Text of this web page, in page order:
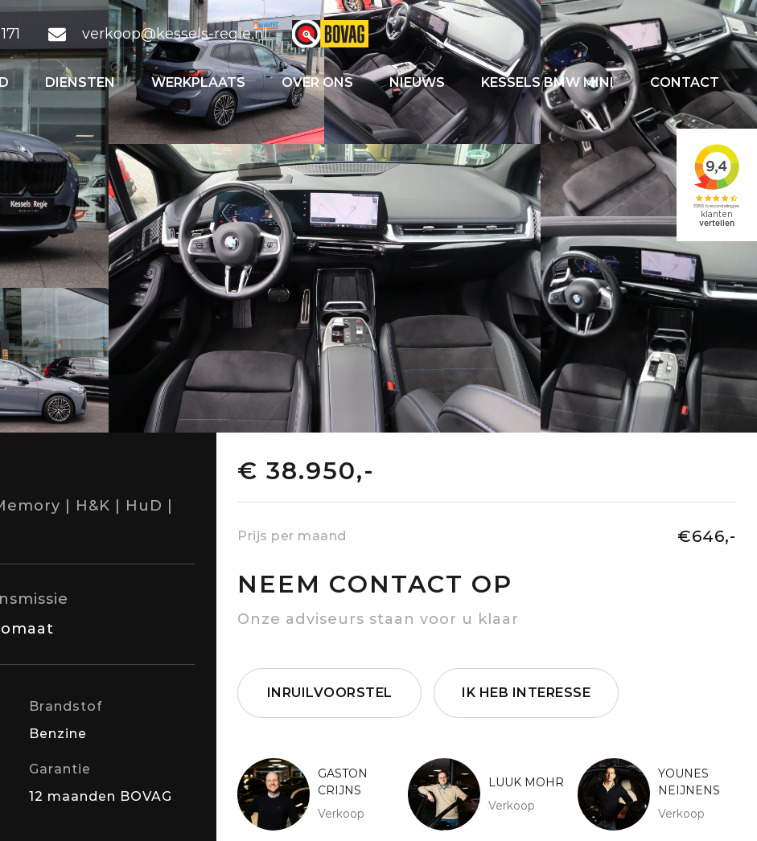
verkoop@kessels-regie.nl
DIENSTEN WERKPLAATS OVER ONS NIEUWS KESSELS BMW MINI CONTACT
| H&K | HuD |
Brandstof
Benzine
Garantie
12 maanden BOVAG
€ 38.950,-
Prijs per maand €646,-
NEEM CONTACT OP
Onze adviseurs staan voor u klaar
INRUILVOORSTEL IK HEB INTERESSE
GASTON
CRIJNS
Verkoop
LUUK MOHR
Verkoop
YOUNES
NEIJNENS
Verkoop